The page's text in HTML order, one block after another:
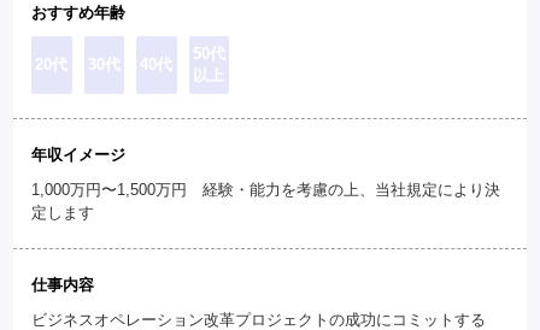
おすすめ年齢
20代 30代 40代
50代
以上
年収イメージ
1,000万円〜1,500万円 経験・能力を考慮の上、当社規定により決
定します
仕事内容
ビジネスオペレーション改革プロジェクトの成功にコミットする